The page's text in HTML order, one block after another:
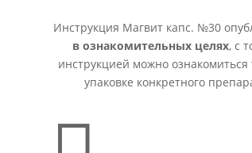
Инструкция Магвит капс. №30
в ознакомительных целях, с
инструкцией можно ознакомиться
упаковке конкретного